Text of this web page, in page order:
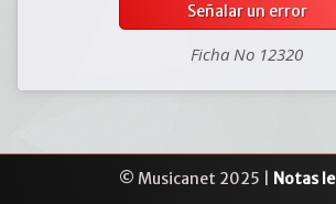
Señalar un error
Ficha No 12320
© Musicanet 2025 | Notas